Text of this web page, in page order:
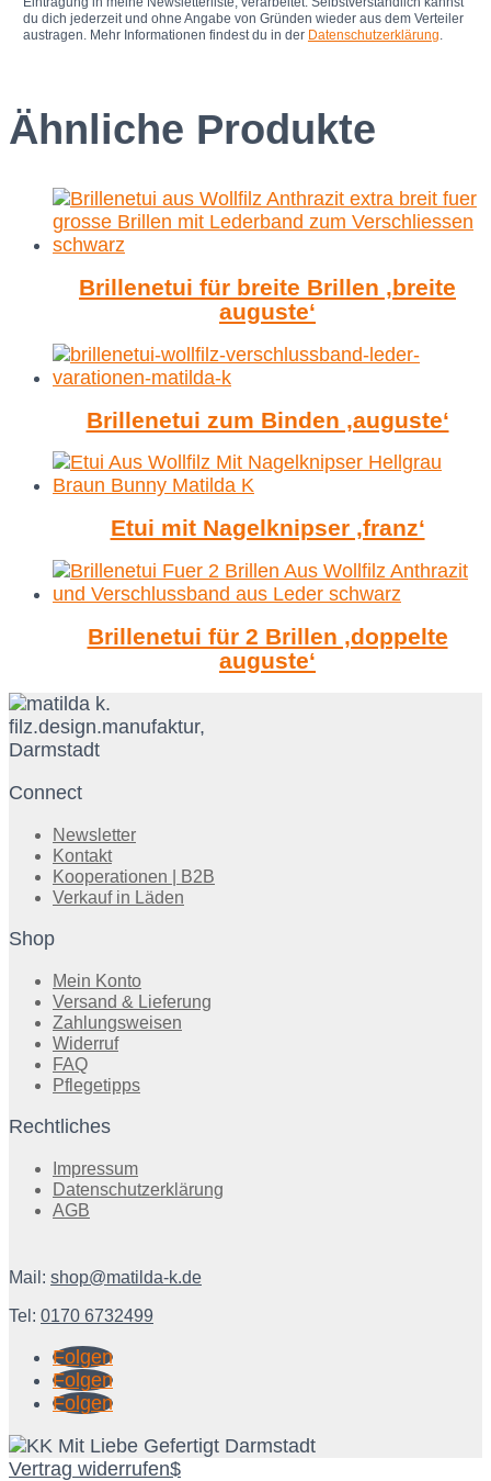
du dich jederzeit und ohne Angabe von Gründen wieder aus dem Verteiler
austragen. Mehr Informationen findest du in der Datenschutzerklärung.
Ähnliche Produkte
Brillenetui für breite Brillen ‚breite
auguste‘
Brillenetui zum Binden ‚auguste‘
Etui mit Nagelknipser ‚franz‘
Brillenetui für 2 Brillen ‚doppelte
auguste‘
Connect
Newsletter
Kontakt
Kooperationen | B2B
Verkauf in Läden
Shop
Mein Konto
Versand & Lieferung
Zahlungsweisen
Widerruf
FAQ
Pflegetipps
Rechtliches
Impressum
Datenschutzerklärung
AGB
Mail: shop@matilda-k.de
Tel: 0170 6732499
Folgen
Folgen
Folgen
Vertrag widerrufen